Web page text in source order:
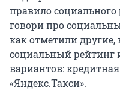
правило
говори про
как отметили другие,
социальный рейтинг
вариантов:
«Яндекс.Такси».